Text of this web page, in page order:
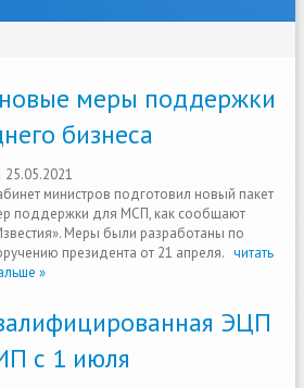
меры поддержки
бизнеса
25.05.2021
министров подготовил новый пакет
поддержки для МСП, как сообщают
Меры были разработаны по
президента от 21 апреля. читать
»
ЭЦП
с 1 июля